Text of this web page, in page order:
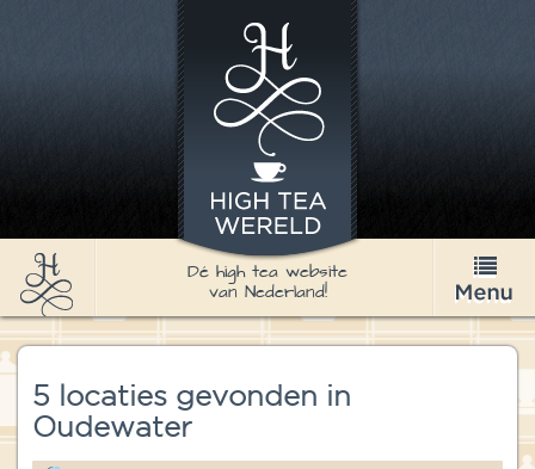
High Tea
Recepten
Dé high tea website
van Nederland!
5 locaties gevonden in
Oudewater